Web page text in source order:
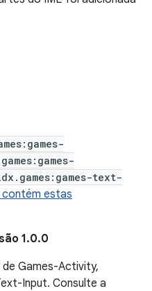
text-
estas
1.0.0
Games-Activity,
Input. Consulte a